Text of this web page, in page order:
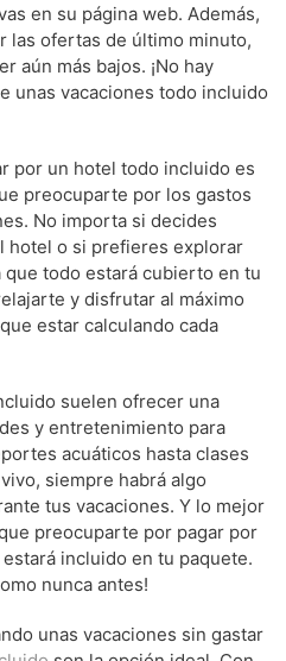
en su página web. Además,
las ofertas de último minuto,
aún más bajos. ¡No hay
unas vacaciones todo incluido
por un hotel todo incluido es
preocuparte por los gastos
No importa si decides
hotel o si prefieres explorar
todo estará cubierto en tu
y disfrutar al máximo
estar calculando cada
suelen ofrecer una
y entretenimiento para
acuáticos hasta clases
siempre habrá algo
tus vacaciones. Y lo mejor
preocuparte por pagar por
incluido en tu paquete.
nunca antes!
unas vacaciones sin gastar